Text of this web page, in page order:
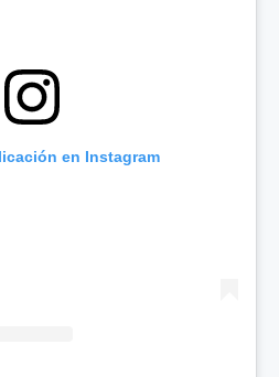
en Instagram